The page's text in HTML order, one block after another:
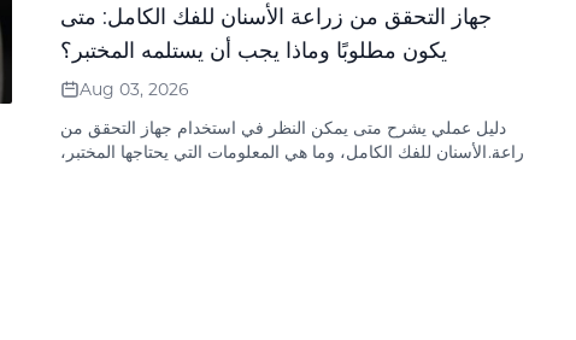
جهاز التحقق من زراعة الأسنان للفك الكامل: متى
يكون مطلوبًا وماذا يجب أن يستلمه المختبر؟
Aug 03, 2026
دليل عملي يشرح متى يمكن النظر في استخدام جهاز التحقق من
زراعة الأسنان للفك الكامل، وما هي المعلومات التي يحتاجها المختبر،